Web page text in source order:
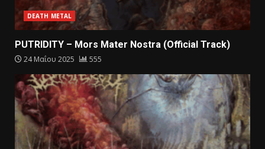
DEATH METAL
PUTRIDITY – Mors Mater Nostra (Official Track)
24 Μαΐου 2025 555